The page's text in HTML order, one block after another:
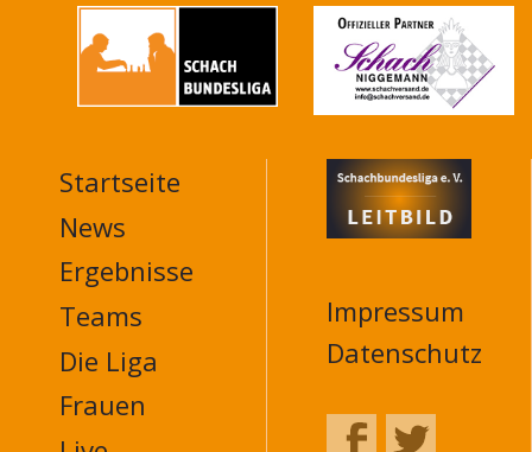
MAIN
NAVIGATION
FOOTER
Startseite
News
Ergebnisse
Teams
Die Liga
Frauen
Impressum
Datenschutz